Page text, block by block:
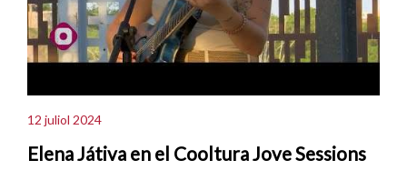
12 juliol 2024
Elena Játiva en el Cooltura Jove Sessions